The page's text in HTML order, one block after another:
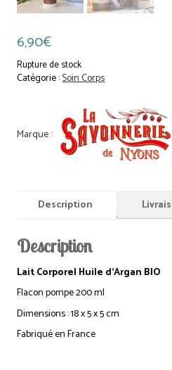
6,90€
Rupture de stock
Catégorie :Soin Corps
Description
Description
Lait Corporel Huile d’Argan BIO
Flacon pompe 200 ml
Dimensions : 18 x 5 x 5 cm
Fabriqué en France